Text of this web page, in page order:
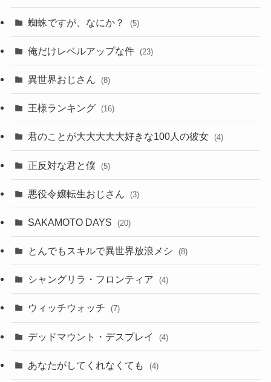
蜘蛛ですが、なにか？ (5)
俺だけレベルアップな件 (23)
異世界おじさん (8)
王様ランキング (16)
君のことが大大大大大好きな100人の彼女 (4)
正反対な君と僕 (5)
悪役令嬢転生おじさん (3)
SAKAMOTO DAYS (20)
とんでもスキルで異世界放浪メシ (8)
シャングリラ・フロンティア (4)
ウィッチウォッチ (7)
デッドマウント・デスプレイ (4)
あなたがしてくれなくても (4)